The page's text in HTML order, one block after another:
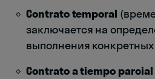
Contrato temporal
заключается на
выполнения конкретных
Contrato a tiempo parcial